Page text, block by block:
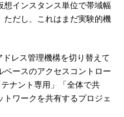
想インスタンス単位で帯域幅
ただし、これはまだ実験的機
レス管理機構を切り替えて
ースのアクセスコントロー
ナント専用」「全体で共
ワークを共有するプロジェ